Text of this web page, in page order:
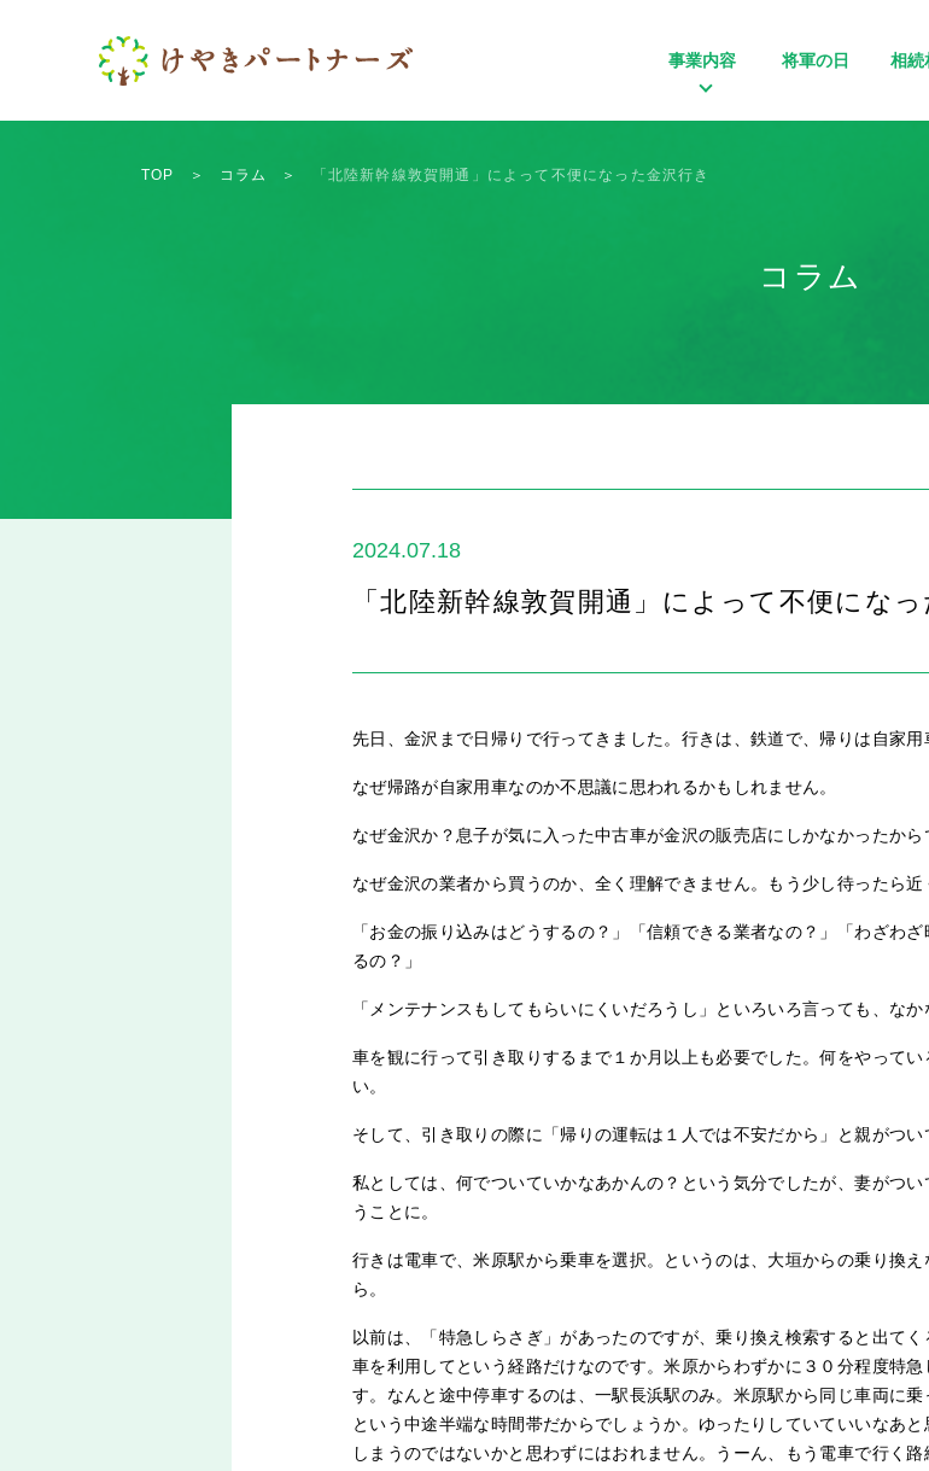
事業内容 将軍の日 相続
TOP ＞ コラム ＞ 「北陸新幹線敦賀開通」によって不便になった金沢行き
コラム
2024.07.18
「北陸新幹線敦賀開通」によって不便にな
先日、金沢まで日帰りで行ってきました。行きは、鉄道で、帰りは自家用
なぜ帰路が自家用車なのか不思議に思われるかもしれません。
なぜ金沢か？息子が気に入った中古車が金沢の販売店にしかなかったから
なぜ金沢の業者から買うのか、全く理解できません。もう少し待ったら近
「お金の振り込みはどうするの？」「信頼できる業者なの？」「わざわ
るの？」
「メンテナンスもしてもらいにくいだろうし」といろいろ言っても、なか
車を観に行って引き取りするまで１か月以上も必要でした。何をやって
い。
そして、引き取りの際に「帰りの運転は１人では不安だから」と親がつい
私としては、何でついていかなあかんの？という気分でしたが、妻がつ
うことに。
行きは電車で、米原駅から乗車を選択。というのは、大垣からの乗り換
ら。
以前は、「特急しらさぎ」があったのですが、乗り換え検索すると出て
車を利用してという経路だけなのです。米原からわずかに３０分程度特
す。なんと途中停車するのは、一駅長浜駅のみ。米原駅から同じ車両に
という中途半端な時間帯だからでしょうか。ゆったりしていていいなあ
しまうのではないかと思わずにはおれません。うーん、もう電車で行く